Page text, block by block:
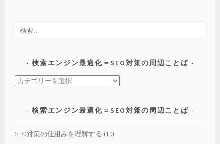
製
方
検
検索エンジン最適化＝SEO対策の周辺ことば
検
ン
検索エンジン最適化＝SEO対策の周辺ことば
SEO対策の仕組みを理解する (10)